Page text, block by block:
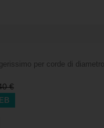
per corde di
€